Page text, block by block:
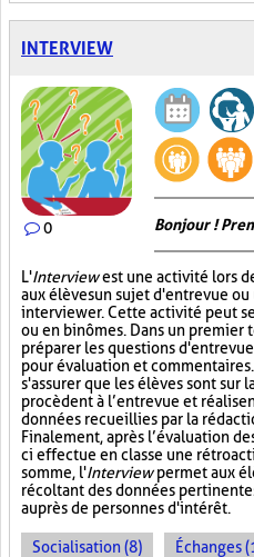
INTERVIEW
0 Bonjour !
L'Interviewest une activité lors
aux élèves un sujet d'entrevue
interviewer. Cette activité peut
ou en binômes. Dans un premier
préparer les questions
pour évaluation et
s'assurer que les élèves sont sur
procèdent à l’entrevue et
données recueillies par la
Finalement, après l’évaluation
ci effectue en classe une
somme, l'Interviewpermet aux
récoltant des données
auprès de personnes d'intérêt.
Socialisation (8) Échanges